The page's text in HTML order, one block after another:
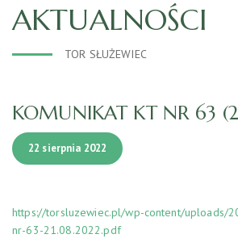
AKTUALNOŚCI
TOR SŁUŻEWIEC
KOMUNIKAT KT NR 63
22 sierpnia 2022
https://torsluzewiec.pl/wp-content/uploads/
nr-63-21.08.2022.pdf